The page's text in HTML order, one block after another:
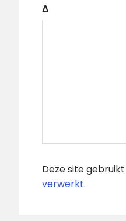
Δ
Deze site
verwerkt.